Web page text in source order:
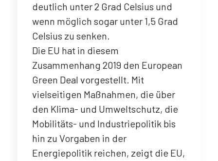
deutlich unter 2 Grad Celsius und
wenn möglich sogar unter 1,5 Grad
Celsius zu senken.
Die EU hat in diesem
Zusammenhang 2019 den European
Green Deal vorgestellt. Mit
vielseitigen Maßnahmen, die über
den Klima- und Umweltschutz, die
Mobilitäts- und Industriepolitik bis
hin zu Vorgaben in der
Energiepolitik reichen, zeigt die EU,